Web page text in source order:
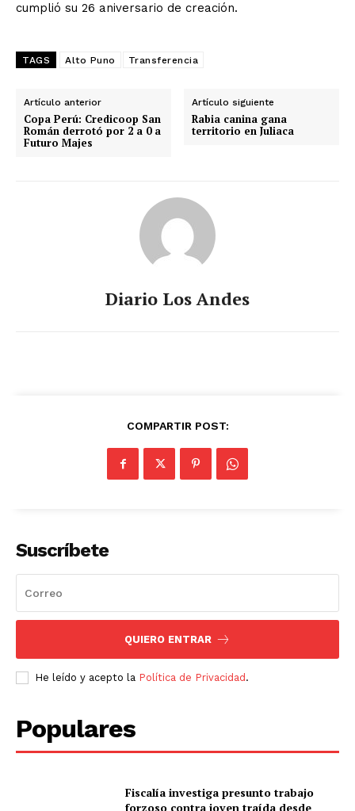
cumplió su 26 aniversario de creación.
TAGS Alto Puno Transferencia
Artículo anterior
Copa Perú: Credicoop San
Román derrotó por 2 a 0 a
Futuro Majes
Artículo siguiente
Rabia canina gana
territorio en Juliaca
Diario Los Andes
COMPARTIR POST:
Suscríbete
QUIERO ENTRAR
He leído y acepto la Política de Privacidad .
Populares
Fiscalía investiga presunto trabajo
forzoso contra joven traída desde